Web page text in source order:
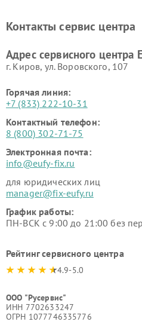
Контакты сервис центра
Адрес сервисного центра
г. Киров, ул. Воровского, 107
Горячая линия:
+7 (833) 222-10-31
Контактный телефон:
8 (800) 302-71-75
Электронная почта:
info@eufy-fix.ru
для юридических лиц
manager@fix-eufy.ru
График работы:
ПН-ВСК с 9:00 до 21:00 без
Рейтинг сервисного центра
4.9-5.0
ООО "Русервис"
ИНН 7702633247
ОГРН 1077746335776